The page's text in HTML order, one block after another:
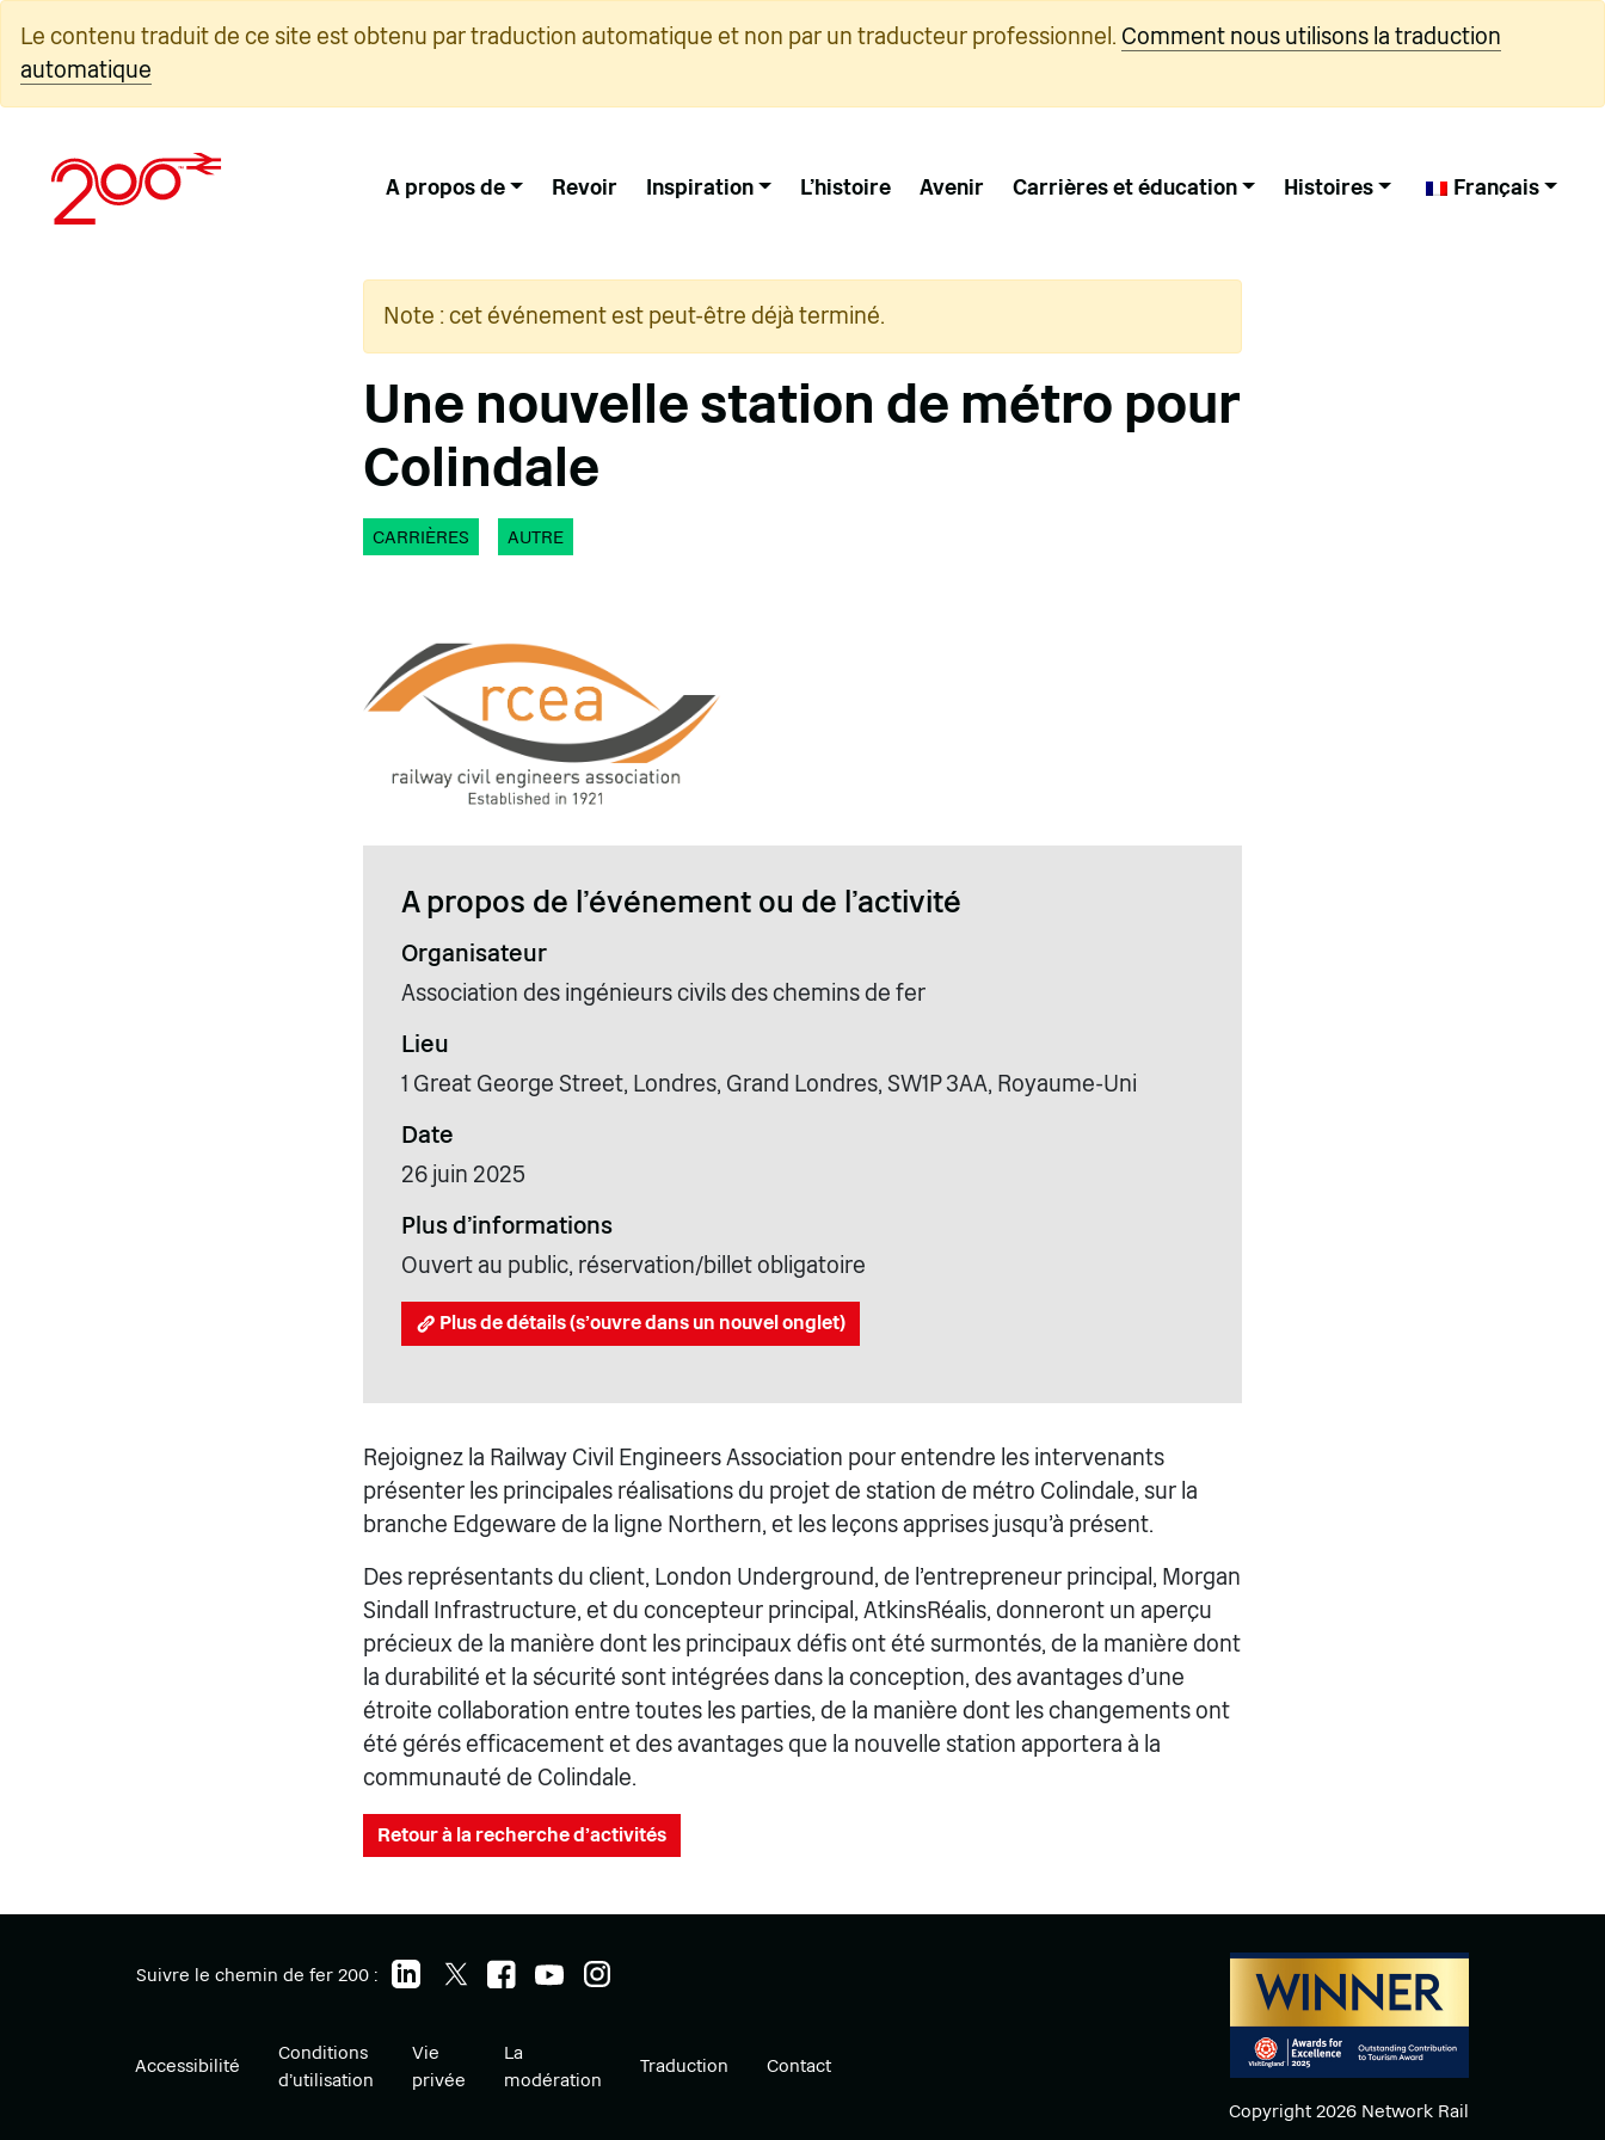
content
Le contenu traduit de ce site est obtenu par traduction automatique et non par un traducteur professionnel. Comment nous utilisons la traduction
automatique
A propos de Revoir Inspiration L'histoire Avenir Carrières et éducation Histoires Français
Note : cet événement est peut-être déjà terminé.
Une nouvelle station de métro pour
Colindale
CARRIÈRES AUTRE
A propos de l'événement ou de l'activité
Organisateur
Association des ingénieurs civils des chemins de fer
Lieu
1 Great George Street, Londres, Grand Londres, SW1P 3AA, Royaume-Uni
Date
26 juin 2025
Plus d'informations
Ouvert au public, réservation/billet obligatoire
Plus de détails (s'ouvre dans un nouvel onglet)
Rejoignez la Railway Civil Engineers Association pour entendre les intervenants
présenter les principales réalisations du projet de station de métro Colindale, sur la
branche Edgeware de la ligne Northern, et les leçons apprises jusqu'à présent.
Des représentants du client, London Underground, de l'entrepreneur principal, Morgan
Sindall Infrastructure, et du concepteur principal, AtkinsRéalis, donneront un aperçu
précieux de la manière dont les principaux défis ont été surmontés, de la manière dont
la durabilité et la sécurité sont intégrées dans la conception, des avantages d'une
étroite collaboration entre toutes les parties, de la manière dont les changements ont
été gérés efficacement et des avantages que la nouvelle station apportera à la
communauté de Colindale.
Retour à la recherche d'activités
Suivre le chemin de fer 200 :
Accessibilité
Conditions
d'utilisation
Vie
privée
La
modération
Traduction
Contact
Copyright 2026 Network Rail